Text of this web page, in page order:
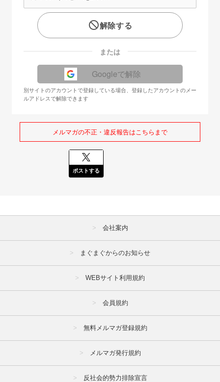
解除する
または
Googleで解除
別サイトのアカウントで登録している場合、登録したアカウントのメー
ルアドレスで解除できます
メルマガの不正・違反報告はこちらまで
ポストする
会社案内
まぐまぐからのお知らせ
WEBサイト利用規約
会員規約
無料メルマガ登録規約
メルマガ発行規約
反社会的勢力排除宣言